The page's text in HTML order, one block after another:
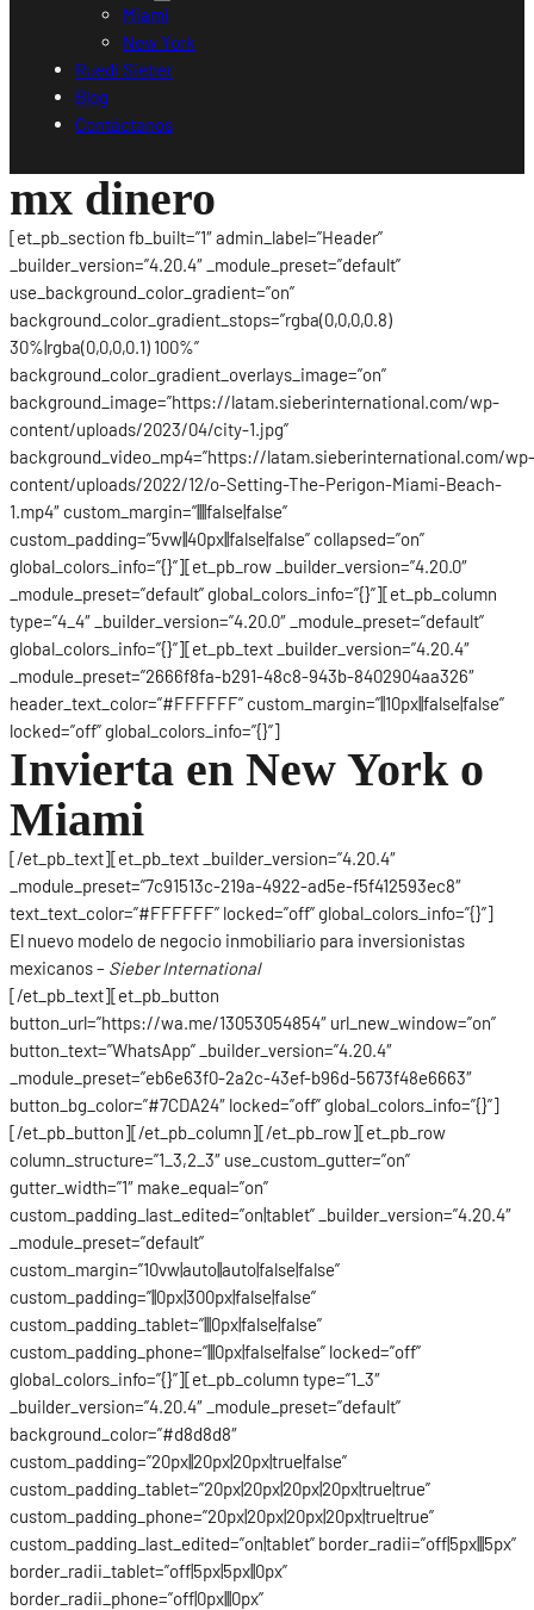
Miami
New York
Ruedi Sieber
Blog
Contáctanos
mx dinero
[et_pb_section fb_built=”1″ admin_label=”Header”
_builder_version=”4.20.4″ _module_preset=”default”
use_background_color_gradient=”on”
background_color_gradient_stops=”rgba(0,0,0,0.8)
30%|rgba(0,0,0,0.1) 100%”
background_color_gradient_overlays_image=”on”
background_image=”https://latam.sieberinternational.com/wp-
content/uploads/2023/04/city-1.jpg”
background_video_mp4=”https://latam.sieberinternational.com/wp-
content/uploads/2022/12/o-Setting-The-Perigon-Miami-Beach-
1.mp4″ custom_margin=”||||false|false”
custom_padding=”5vw||40px||false|false” collapsed=”on”
global_colors_info=”{}”][et_pb_row _builder_version=”4.20.0″
_module_preset=”default” global_colors_info=”{}”][et_pb_column
type=”4_4″ _builder_version=”4.20.0″ _module_preset=”default”
global_colors_info=”{}”][et_pb_text _builder_version=”4.20.4″
_module_preset=”2666f8fa-b291-48c8-943b-8402904aa326″
header_text_color=”#FFFFFF” custom_margin=”||10px||false|false”
locked=”off” global_colors_info=”{}”]
Invierta en New York o
Miami
[/et_pb_text][et_pb_text _builder_version=”4.20.4″
_module_preset=”7c91513c-219a-4922-ad5e-f5f412593ec8″
text_text_color=”#FFFFFF” locked=”off” global_colors_info=”{}”]
El nuevo modelo de negocio inmobiliario para inversionistas
mexicanos – Sieber International
[/et_pb_text][et_pb_button
button_url=”https://wa.me/13053054854″ url_new_window=”on”
button_text=”WhatsApp” _builder_version=”4.20.4″
_module_preset=”eb6e63f0-2a2c-43ef-b96d-5673f48e6663″
button_bg_color=”#7CDA24″ locked=”off” global_colors_info=”{}”]
[/et_pb_button][/et_pb_column][/et_pb_row][et_pb_row
column_structure=”1_3,2_3″ use_custom_gutter=”on”
gutter_width=”1″ make_equal=”on”
custom_padding_last_edited=”on|tablet” _builder_version=”4.20.4″
_module_preset=”default”
custom_margin=”10vw|auto||auto|false|false”
custom_padding=”||0px|300px|false|false”
custom_padding_tablet=”|||0px|false|false”
custom_padding_phone=”|||0px|false|false” locked=”off”
global_colors_info=”{}”][et_pb_column type=”1_3″
_builder_version=”4.20.4″ _module_preset=”default”
background_color=”#d8d8d8″
custom_padding=”20px||20px|20px|true|false”
custom_padding_tablet=”20px|20px|20px|20px|true|true”
custom_padding_phone=”20px|20px|20px|20px|true|true”
custom_padding_last_edited=”on|tablet” border_radii=”off|5px|||5px”
border_radii_tablet=”off|5px|5px||0px”
border_radii_phone=”off|0px|||0px”